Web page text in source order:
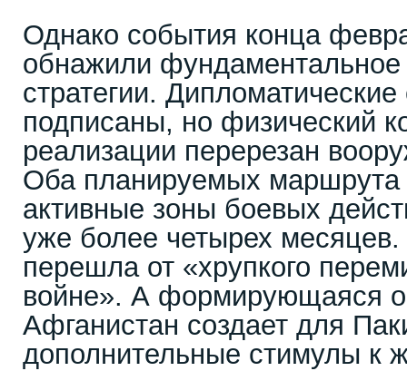
Однако события конца
обнажили фундаментальное
стратегии.
подписаны, но физический
реализации перерезан
Оба планируемых маршрута
активные зоны боевых
уже более четырех месяцев.
перешла от «хрупкого
войне». А формирующаяся
Афганистан создает для
дополнительные стимулы к